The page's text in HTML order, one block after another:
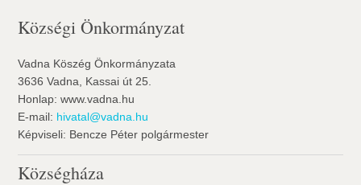
Községi Önkormányzat
Vadna Köszég Önkormányzata
3636 Vadna, Kassai út 25.
Honlap: www.vadna.hu
E-mail: hivatal@vadna.hu
Képviseli: Bencze Péter polgármester
Községháza